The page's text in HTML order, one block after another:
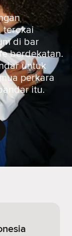
terokai
di bar
berdekatan.
untuk
perkara
itu.